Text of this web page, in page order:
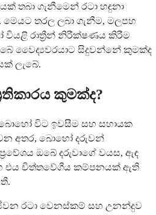
තබා ගැනීමෙන් රටා හඳුනා
මෙයට තරල ලබා ගැනීම, මලපහ
වියළි රාත්‍රීන් නිරීක්ෂණය කිරීම
වෛද්‍යවරයාට සිදුවන්නේ කුමක්ද
ලැබේ.
කුමක්ද?
බොහෝ විට ඉවසීම සහ සහායක
අතර, බොහෝ දරුවන්
ඔබේ දරුවාගේ වයස, ඇඳ
එය චිත්තවේගීය කම්පනයක් ඇති
රටා වෙනස්කම් සහ උනන්දුව